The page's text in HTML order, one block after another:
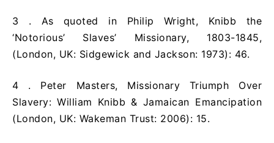
3 . As quoted in Philip Wright, Knibb the
‘Notorious’ Slaves’ Missionary, 1803-1845,
(London, UK: Sidgewick and Jackson: 1973): 46.
4 . Peter Masters, Missionary Triumph Over
Slavery: William Knibb & Jamaican Emancipation
(London, UK: Wakeman Trust: 2006): 15.